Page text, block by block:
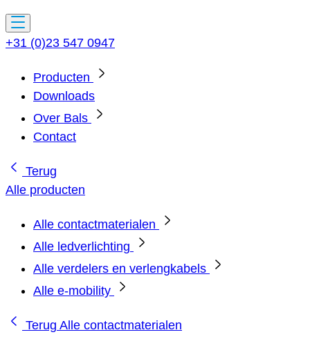
+31 (0)23 547 0947
Producten
Downloads
Over Bals
Contact
Terug
Alle producten
Alle contactmaterialen
Alle ledverlichting
Alle verdelers en verlengkabels
Alle e-mobility
Terug Alle contactmaterialen